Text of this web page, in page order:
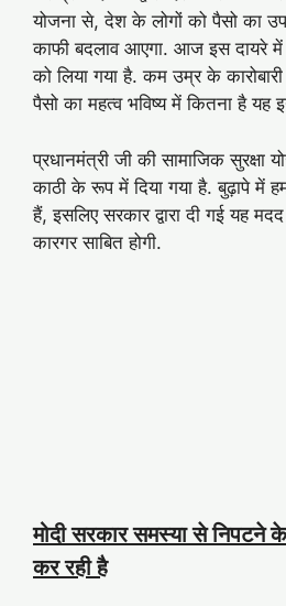
योजना से, देश के लोगों को पैसो का
काफी बदलाव आएगा. आज इस दायरे में
को लिया गया है. कम उम्र के
पैसो का महत्व भविष्य में कितना है
प्रधानमंत्री जी की सामाजिक सुरक्षा
काठी के रूप में दिया गया है. बुढ़ापे में
हैं, इसलिए सरकार द्वारा दी गई यह
कारगर साबित होगी.
मोदी सरकार समस्या से निपटने
कर रही है